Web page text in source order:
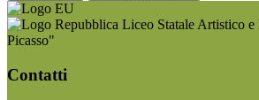
Liceo Statale Artistico
Picasso"
Contatti